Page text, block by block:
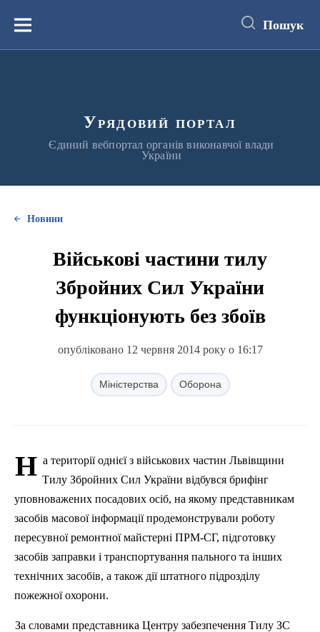
вмістуМеню Пошук
Урядовий портал
Єдиний вебпортал органів виконавчої влади
України
Новини
Військові частини тилу
Збройних Сил України
функціонують без збоїв
опубліковано 12 червня 2014 року о 16:17
Міністерства Оборона
Н а території однієї з військових частин Львівщини
Тилу Збройних Сил України відбувся брифінг
уповноважених посадових осіб, на якому представникам
засобів масової інформації продемонстрували роботу
пересувної ремонтної майстерні ПРМ-СГ, підготовку
засобів заправки і транспортування пального та інших
технічних засобів, а також дії штатного підрозділу
пожежної охорони.
За словами представника Центру забезпечення Тилу ЗС